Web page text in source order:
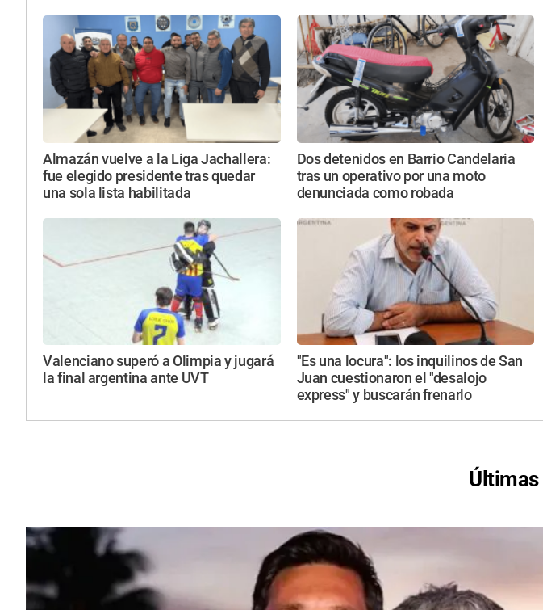
Almazán vuelve a la Liga Jachallera:
fue elegido presidente tras quedar
una sola lista habilitada
Dos detenidos en Barrio Candelaria
tras un operativo por una moto
denunciada como robada
Valenciano superó a Olimpia y jugará
la final argentina ante UVT
"Es una locura": los inquilinos de San
Juan cuestionaron el "desalojo
express" y buscarán frenarlo
Últimas